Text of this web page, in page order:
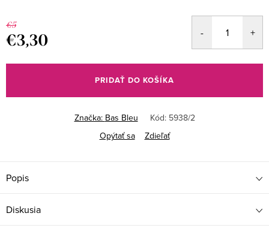
€5
€3,30
cena:
PRIDAŤ DO KOŠÍKA
Značka: Bas Bleu Kód: 5938/2
Opýtať sa
Zdieľať
Popis
Diskusia